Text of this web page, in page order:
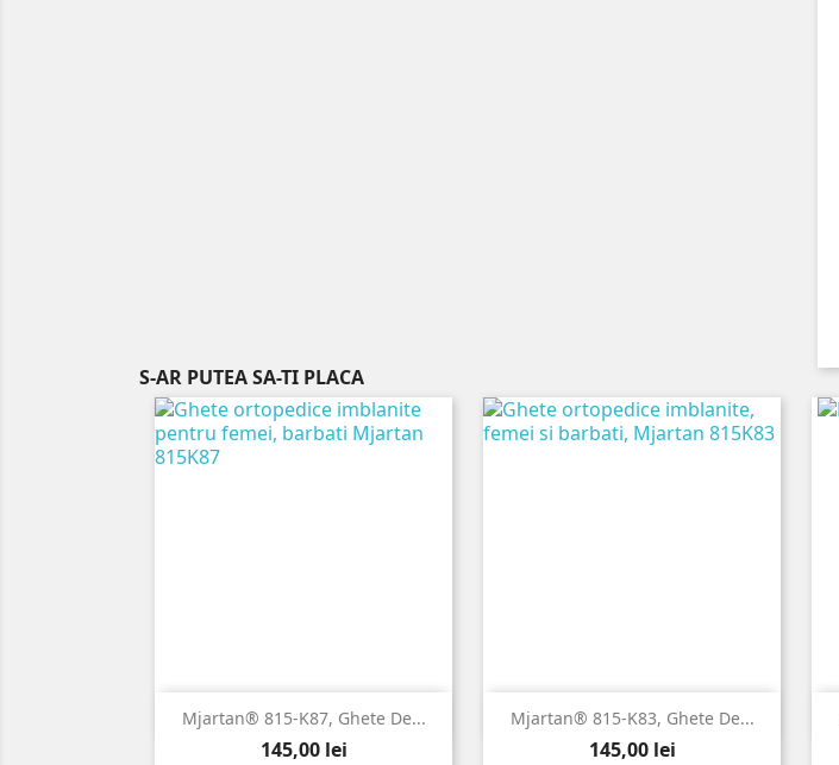
S-AR PUTEA SA-TI PLACA
Mjartan® 815-K87, Ghete De...
Pret
145,00 lei
 Vizualizare rapida Mjartan® 815-K83, Ghete De...
Pret
145,00 lei
 Vizualizare rapida